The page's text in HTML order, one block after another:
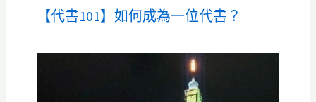
【代書101】如何成為一位代書？